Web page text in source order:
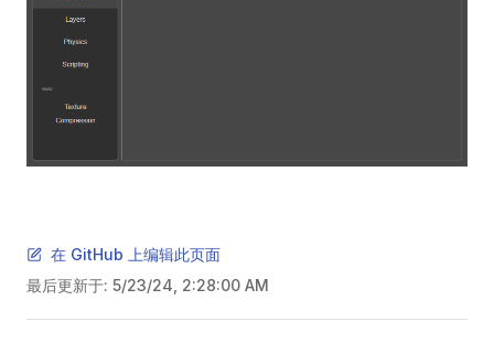
在 GitHub 上编辑此页面
最后更新于: 5/23/24, 2:28:00 AM